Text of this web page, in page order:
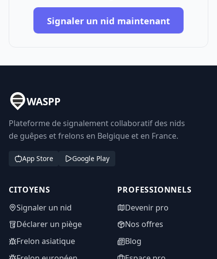
Signaler un nid maintenant
WASPP
Plateforme de signalement collaboratif des nids
de guêpes et frelons en Belgique et en France.
App Store Google Play
CITOYENS
Signaler un nid
Déclarer un piège
Frelon asiatique
PROFESSIONNELS
Devenir pro
Nos offres
Blog